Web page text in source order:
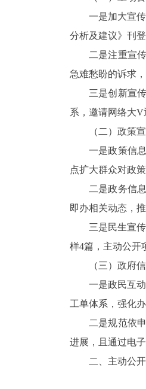
一是加大宣
分析及建议》刊
二是注重宣
急难愁盼的诉求，
三是创新宣
系，邀请网络大V
（二）政策
一是政策信
点扩大群众对政
二是政务信
即办相关动态，
三是民生宣
样4篇，主动公开
（三）政府
一是政民互
工单体系，强化
二是规范依
进展，且通过电
二、 主动公